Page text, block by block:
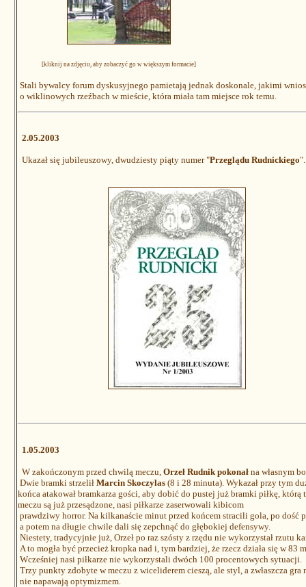
[kliknij na zdjęciu, aby zobaczyć go w większym formacie]
Stali bywalcy forum dyskusyjnego pamietają jednak doskonale, jakimi
o wiklinowych rzeźbach w mieście, która miała tam miejsce rok temu.
2.05.2003
Ukazał się jubileuszowy, dwudziesty piąty numer "Przeglądu Rudnickiego".
1.05.2003
W zakończonym przed chwilą meczu, Orzeł Rudnik pokonał na własnym
Dwie bramki strzelił Marcin Skoczylas (8 i 28 minuta). Wykazał przy tym
końca atakował bramkarza gości, aby dobić do pustej już bramki piłkę,
meczu są już przesądzone, nasi piłkarze zaserwowali kibicom
prawdziwy horror. Na kilkanaście minut przed końcem stracili gola, po dość
a potem na długie chwile dali się zepchnąć do głębokiej defensywy.
Niestety, tradycyjnie już, Orzeł po raz szósty z rzędu nie wykorzystał rzutu
A to mogła być przecież kropka nad i, tym bardziej, że rzecz działa się w 83
Wcześniej nasi piłkarze nie wykorzystali dwóch 100 procentowych sytuacji.
Trzy punkty zdobyte w meczu z wiceliderem cieszą, ale styl, a zwłaszcza
nie napawają optymizmem.